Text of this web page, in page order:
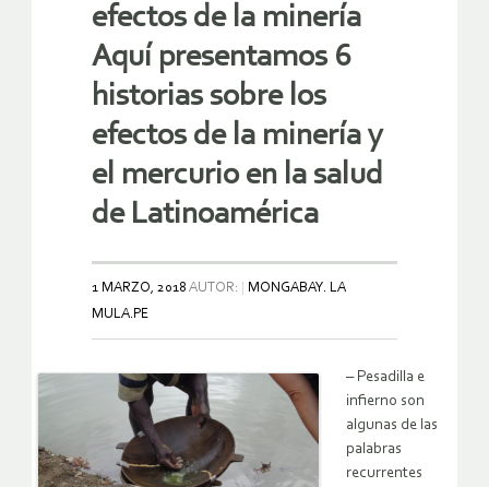
efectos de la minería
Aquí presentamos 6
historias sobre los
efectos de la minería y
el mercurio en la salud
de Latinoamérica
1 MARZO, 2018 AUTOR:
MONGABAY. LA
MULA.PE
– Pesadilla e
infierno son
algunas de las
palabras
recurrentes